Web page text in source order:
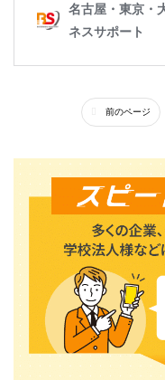
前のページ